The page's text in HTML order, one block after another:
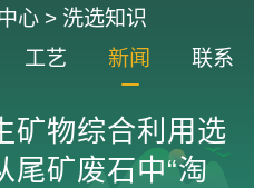
心> 洗选知识
工艺 新闻 联系
矿物综合利用选
尾矿废石中“淘